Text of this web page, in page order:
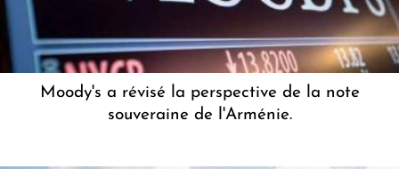
Moody's a révisé la perspective de la note
souveraine de l'Arménie.